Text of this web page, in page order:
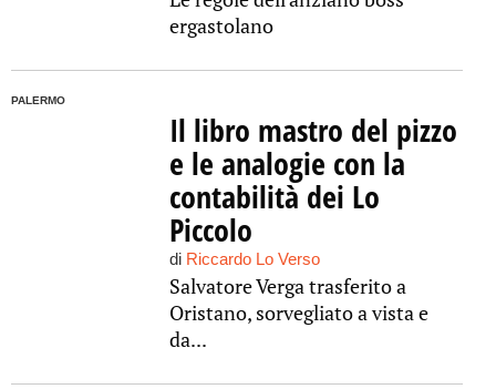
ergastolano
PALERMO
Il libro mastro del pizzo
e le analogie con la
contabilità dei Lo
Piccolo
di Riccardo Lo Verso
Salvatore Verga trasferito a
Oristano, sorvegliato a vista e
da...